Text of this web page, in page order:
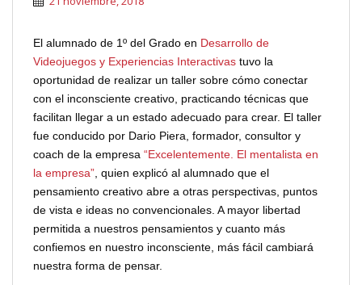
El alumnado de 1º del Grado en Desarrollo de
Videojuegos y Experiencias Interactivas tuvo la
oportunidad de realizar un taller sobre cómo conectar
con el inconsciente creativo, practicando técnicas que
facilitan llegar a un estado adecuado para crear. El taller
fue conducido por Dario Piera, formador, consultor y
coach de la empresa “Excelentemente. El mentalista en
la empresa”, quien explicó al alumnado que el
pensamiento creativo abre a otras perspectivas, puntos
de vista e ideas no convencionales. A mayor libertad
permitida a nuestros pensamientos y cuanto más
confiemos en nuestro inconsciente, más fácil cambiará
nuestra forma de pensar.